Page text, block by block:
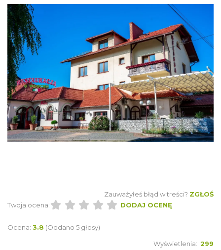
Zauważyłeś błąd w treści? ZGŁOŚ
Twoja ocena:
DODAJ OCENĘ
Ocena: 3.8 (Oddano 5 głosy)
Wyświetlenia: 299